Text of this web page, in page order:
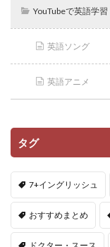
YouTubeで英語学習
英語ソング
英語アニメ
タグ
7+イングリッシュ
おすすめまとめ